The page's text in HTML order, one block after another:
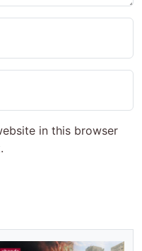
in this browser